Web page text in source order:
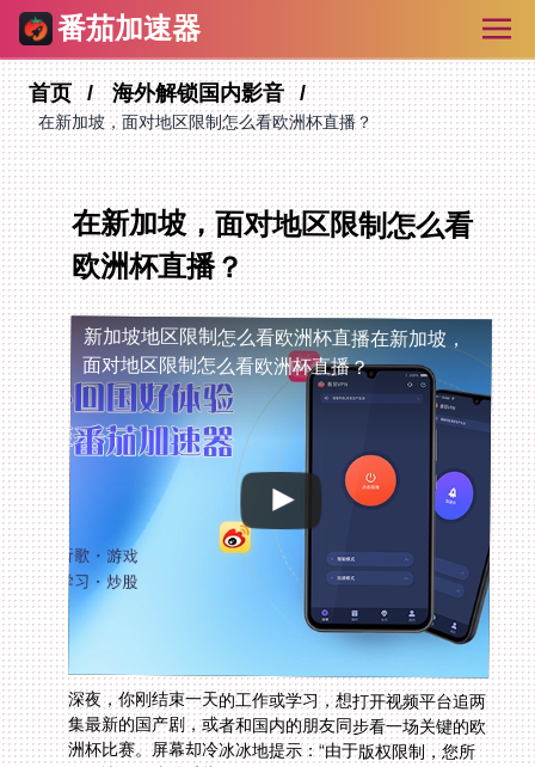
番茄加速器
首页 海外解锁国内影音
在新加坡，面对地区限制怎么看欧洲杯直播？
在新加坡，面对地区限制怎么看
欧洲杯直播？
新加坡地区限制怎么看欧洲杯直播在新加坡，
面对地区限制怎么看欧洲杯直播？
深夜，你刚结束一天的工作或学习，想打开视频平台追两
集最新的国产剧，或者和国内的朋友同步看一场关键的欧
洲杯比赛。屏幕却冷冰冰地提示：“由于版权限制，您所
在的地区无法观看此内容。” 这种感觉，对于身处新加
坡、德国乃至全球各地的留学生、工作者和华人来说，再
熟悉不过了。地理位置的区隔，成了我们与故乡文化、娱
乐生活之间一道无形的墙。无论是想在新加坡看一场酣畅
淋漓的欧洲杯直播，还是想在德国用大智慧复盘A股，抑
或只是单纯想在国外玩一局单机斗地主开心版放松一下，
地区限制都像一把锁，锁住了那份简单的快乐和连接。这
篇文章，我们就来聊聊如何巧妙地打开这把锁，让你无论